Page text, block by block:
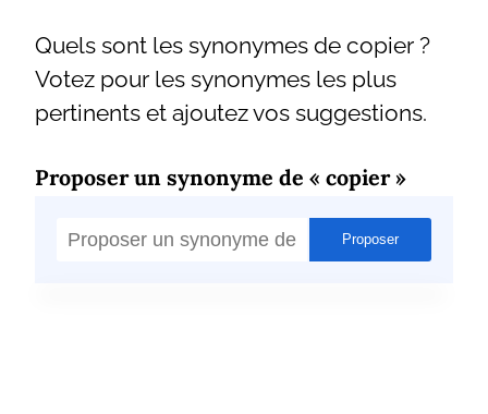
Quels sont les synonymes de copier ?
Votez pour les synonymes les plus
pertinents et ajoutez vos suggestions.
Proposer un synonyme de « copier »